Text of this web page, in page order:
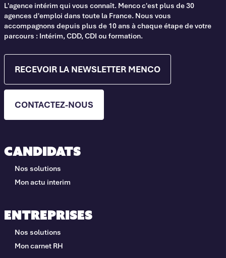
L'agence intérim qui vous connaît. Menco c'est plus de 30
agences d'emploi dans toute la France. Nous vous
accompagnons depuis plus de 10 ans à chaque étape de votre
parcours : Intérim, CDD, CDI ou formation.
RECEVOIR LA NEWSLETTER MENCO
CONTACTEZ-NOUS
Candidats
Nos solutions
Mon actu interim
Entreprises
Nos solutions
Mon carnet RH